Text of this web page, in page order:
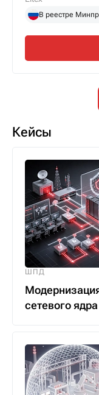
В реестре
Кейсы
ШПД
сетевого